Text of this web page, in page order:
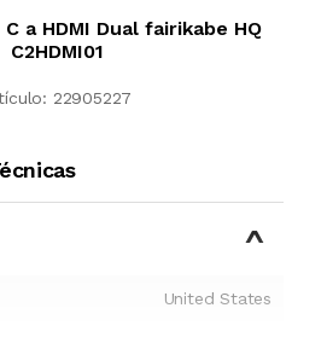
a HDMI Dual fairikabe HQ
C2HDMI01
22905227
United States